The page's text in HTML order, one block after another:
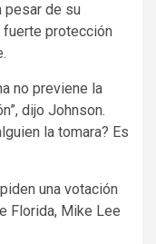
pesar de su
fuerte protección
no previene la
dijo Johnson.
la tomara? Es
una votación
Florida, Mike Lee